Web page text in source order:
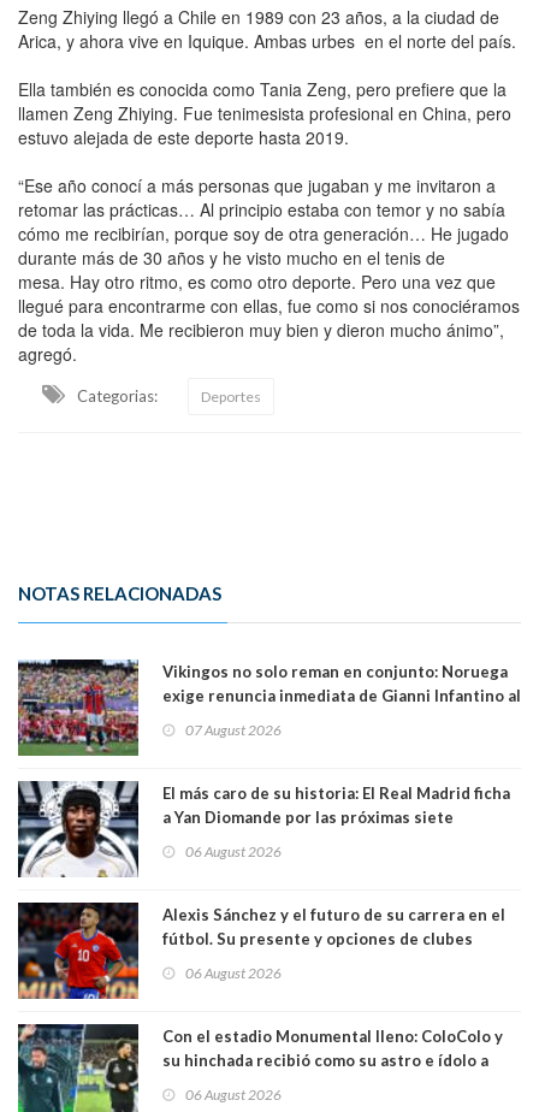
Zeng Zhiying llegó a Chile en 1989 con 23 años, a la ciudad de
Arica, y ahora vive en Iquique. Ambas urbes en el norte del país.
Ella también es conocida como Tania Zeng, pero prefiere que la
llamen Zeng Zhiying. Fue tenimesista profesional en China, pero
estuvo alejada de este deporte hasta 2019.
“Ese año conocí a más personas que jugaban y me invitaron a
retomar las prácticas… Al principio estaba con temor y no sabía
cómo me recibirían, porque soy de otra generación… He jugado
durante más de 30 años y he visto mucho en el tenis de
mesa. Hay otro ritmo, es como otro deporte. Pero una vez que
llegué para encontrarme con ellas, fue como si nos conociéramos
de toda la vida. Me recibieron muy bien y dieron mucho ánimo”,
agregó.
Categorias: Deportes
NOTAS RELACIONADAS
Vikingos no solo reman en conjunto: Noruega
exige renuncia inmediata de Gianni Infantino al
07 August 2026
El más caro de su historia: El Real Madrid ficha
a Yan Diomande por las próximas siete
06 August 2026
Alexis Sánchez y el futuro de su carrera en el
fútbol. Su presente y opciones de clubes
06 August 2026
Con el estadio Monumental lleno: ColoColo y
su hinchada recibió como su astro e ídolo a
06 August 2026